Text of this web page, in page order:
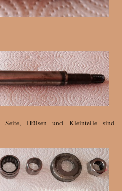
Hülsen und Kleinteile sind